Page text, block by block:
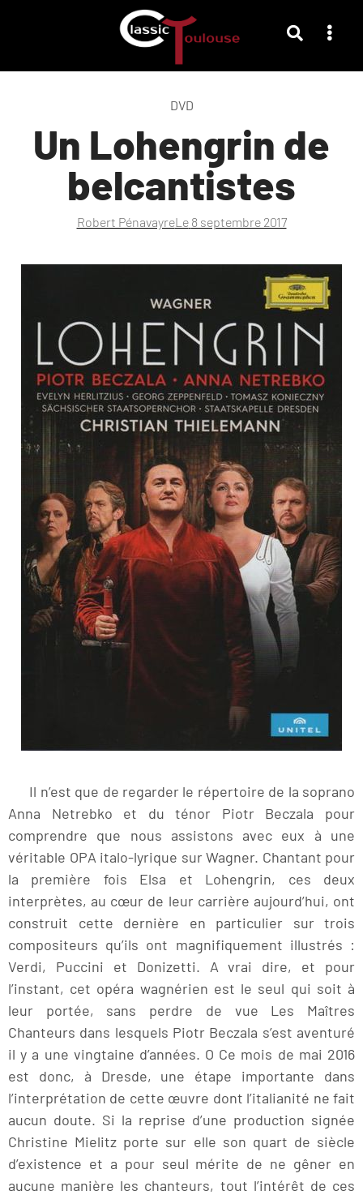
DVD
Un Lohengrin de
belcantistes
Robert PénavayreLe 8 septembre 2017
Il n’est que de regarder le répertoire de la soprano
Anna Netrebko et du ténor Piotr Beczala pour
comprendre que nous assistons avec eux à une
véritable OPA italo-lyrique sur Wagner. Chantant pour
la première fois Elsa et Lohengrin, ces deux
interprètes, au cœur de leur carrière aujourd’hui, ont
construit cette dernière en particulier sur trois
compositeurs qu’ils ont magnifiquement illustrés :
Verdi, Puccini et Donizetti. A vrai dire, et pour
l’instant, cet opéra wagnérien est le seul qui soit à
leur portée, sans perdre de vue Les Maîtres
Chanteurs dans lesquels Piotr Beczala s’est aventuré
il y a une vingtaine d’années. O Ce mois de mai 2016
est donc, à Dresde, une étape importante dans
l’interprétation de cette œuvre dont l’italianité ne fait
aucun doute. Si la reprise d’une production signée
Christine Mielitz porte sur elle son quart de siècle
d’existence et a pour seul mérite de ne gêner en
aucune manière les chanteurs, tout l’intérêt de ces